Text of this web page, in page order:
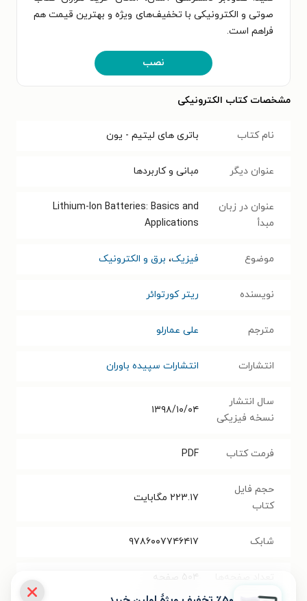
صوتی و الکترونیکی با تخفیف‌های ویژه و بهترین قیمت هم
فراهم است.
نصب
مشخصات کتاب الکترونیکی
نام کتاب باتری های لیتیم - یون
عنوان دیگر مبانی و کاربردها
عنوان در زبان
مبدأ
Lithium-Ion Batteries: Basics and
Applications
موضوع فیزیک، برق و الکترونیک
نویسنده ریتر کورتوائر
مترجم علی عمارلو
انتشارات انتشارات سپیده باوران
سال انتشار
نسخه فیزیکی
۱۳۹۸/۱۰/۰۴
فرمت کتاب PDF
حجم فایل
کتاب
۲۲۳.۱۷ مگابایت
شابک ۹۷۸۶۰۰۷۷۴۶۴۱۷